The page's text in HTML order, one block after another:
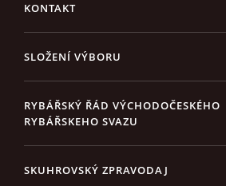
KONTAKT
SLOŽENÍ VÝBORU
RYBÁŘSKÝ ŘÁD VÝCHODOČESKÉHO
RYBÁŘSKEHO SVAZU
SKUHROVSKÝ ZPRAVODAJ